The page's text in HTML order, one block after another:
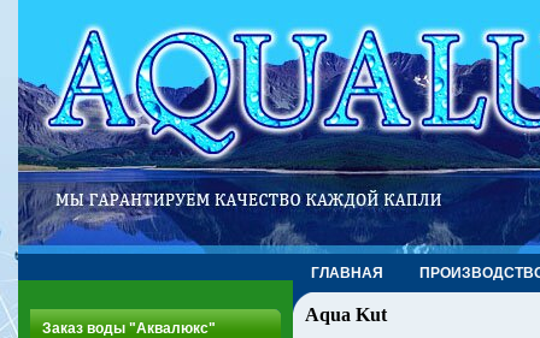
ГЛАВНАЯ
Заказ воды "Аквалюкс"
Aqua Kut